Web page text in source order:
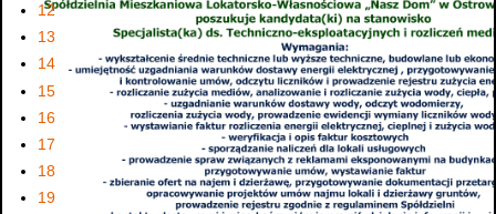
12
13
14
15
16
17
18
19